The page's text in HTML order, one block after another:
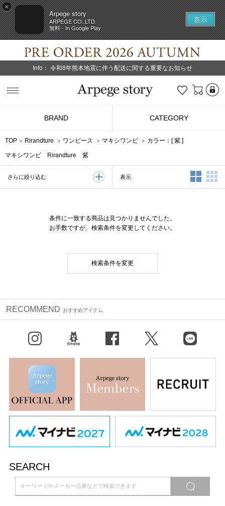
×
Arpege story
ARPEGE CO.,LTD.
無料 - In Google Play
表示
Info： 令和8年熊本地震に伴う配送に関する重要なお知らせ
お気に入り
BRAND CATEGORY
TOP Rirandture ワンピース マキシワンピ カラー：[紫 ]
マキシワンピ Rirandture 紫
さらに絞り込む 表示 2列表示
条件に一致する商品は見つかりませんでした。
お手数ですが、検索条件を変更してください。
検索条件を変更
RECOMMEND おすすめアイテム
X（旧Twitter） LINE
SEARCH